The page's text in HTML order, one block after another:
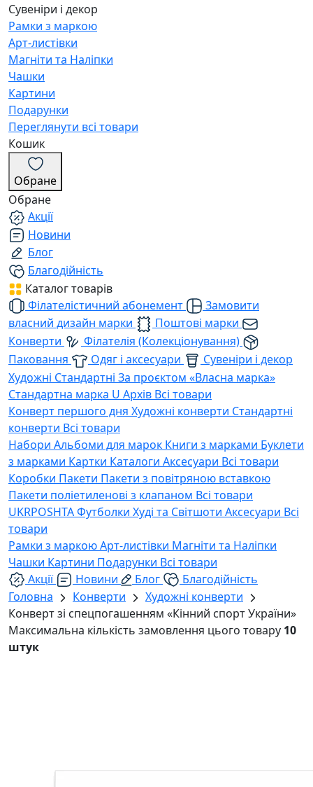
Сувеніри і декор
Рамки з маркою
Арт-листівки
Магніти та Наліпки
Чашки
Картини
Подарунки
Переглянути всі товари
Кошик
Обране
Обране
Акції
Новини
Блог
Благодійність
Каталог товарів
Філателістичний абонемент
Замовити
власний дизайн марки
Поштові марки
Конверти
Філателія (Колекціонування)
Паковання
Одяг і аксесуари
Сувеніри і декор
Художні Стандартні За проєктом «Власна марка»
Стандартна марка U Архів Всі товари
Конверт першого дня Художні конверти Стандартні
конверти Всі товари
Набори Альбоми для марок Книги з марками Буклети
з марками Картки Каталоги Аксесуари Всі товари
Коробки Пакети Пакети з повітряною вставкою
Пакети поліетиленові з клапаном Всі товари
UKRPOSHTAФутболки Худі та Світшоти Аксесуари Всі
товари
Рамки з маркоюАрт-листівки Магніти та Наліпки
Чашки Картини Подарунки Всі товари
Акції
Новини Блог
Благодійність
Головна
Конверти
Художні конверти
Конверт зі спецпогашенням «Кінний спорт України»
Максимальна кількість замовлення цього товару 10
штук